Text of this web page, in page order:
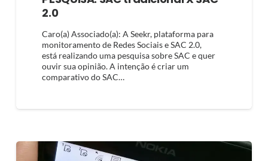
2.0
Caro(a) Associado(a): A Seekr, plataforma para
monitoramento de Redes Sociais e SAC 2.0,
está realizando uma pesquisa sobre SAC e quer
ouvir sua opinião. A intenção é criar um
comparativo do SAC…